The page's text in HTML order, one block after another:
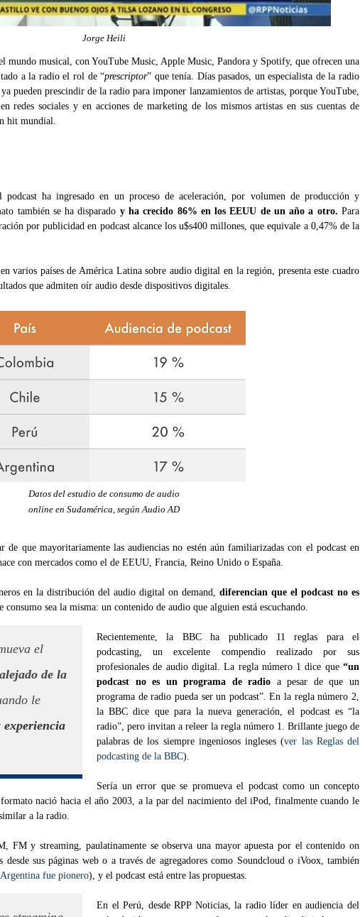
Jorge Heili
mundo musical, con YouTube Music, Apple Music, Pandora y Spotify, que ofrecen una
a la radio el rol de “prescriptor” que tenía. Días pasados, un especialista de la radio
pueden prescindir de la radio para imponer lanzamientos de artistas, porque YouTube,
redes sociales y en acciones de marketing de los mismos artistas en sus cuentas de
hit mundial.
podcast ha ingresado en un proceso de aceleración, por volumen de producción y
también se ha disparado y ha crecido 86% en los EEUU de un año a otro. Para
por publicidad en podcast alcance los u$s400 millones, que equivale a 0,47% de la
en varios países de América Latina sobre audio digital en la región, presenta este cuadro
que admiten oír audio desde dispositivos digitales.
Datos del estudio de consumo de audio
online en Sudamérica, según Audio AD
de que mayoritariamente las audiencias no estén aún familiarizadas con el podcast en
con mercados como el de EEUU, Francia, Reino Unido o España.
en la distribución del audio digital on demand, diferencian que el podcast no es
consumo sea la misma: un contenido de audio que alguien está escuchando.
el
alejado de la
le
experiencia
Recientemente, la BBC ha publicado 11 reglas para el
podcasting, un excelente compendio realizado por sus
profesionales de audio digital. La regla número 1 dice que “un
podcast no es un programa de radio a pesar de que un
programa de radio pueda ser un podcast”. En la regla número 2,
la BBC dice que para la nueva generación, el podcast es “la
radio”, pero invitan a releer la regla número 1. Brillante juego de
palabras de los siempre ingeniosos ingleses (ver las Reglas del
podcasting de la BBC).
Sería un error que se promueva el podcast como un concepto
nació hacia el año 2003, a la par del nacimiento del iPod, finalmente cuando le
a la radio.
FM y streaming, paulatinamente se observa una mayor apuesta por el contenido on
desde sus páginas web o a través de agregadores como Soundcloud o iVoox, también
fue pionero), y el podcast está entre las propuestas.
En el Perú, desde RPP Noticias, la radio líder en audiencia del